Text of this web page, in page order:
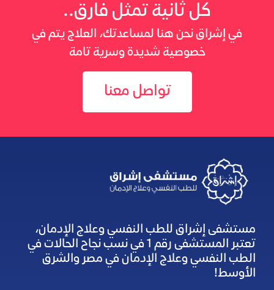
كل ثانية تمثل فارق..
في إشراق نحن هنا لمساعدتك، العلاج يتم في
خصوصية شديدة وسرية تامة
تواصل معنا
مستشفى إشراق للطب النفسي وعلاج الإدمان،
تعتبر المستشفى رقم 1 في نسب نجاح الحالات في
الطب النفسي وعلاج الإدمان في مصر والشرق
الأوسط!